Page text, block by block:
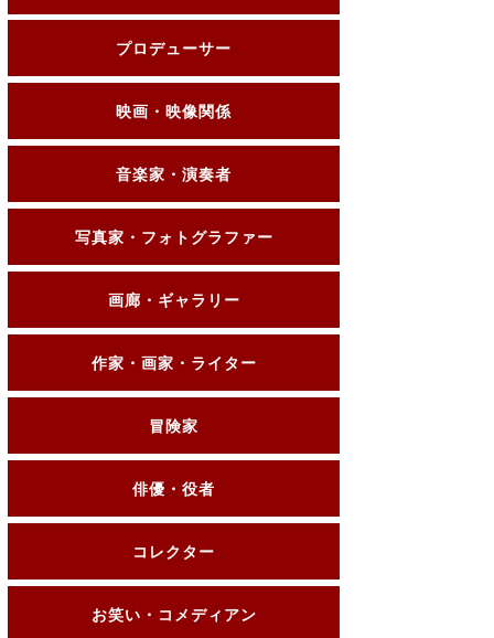
プロデューサー
映画・映像関係
音楽家・演奏者
写真家・フォトグラファー
画廊・ギャラリー
作家・画家・ライター
冒険家
俳優・役者
コレクター
お笑い・コメディアン